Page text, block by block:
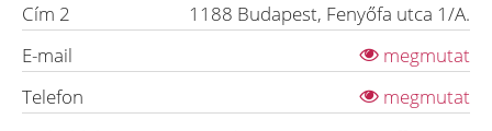
Cím 2
1188 Budapest, Fenyőfa utca 1/A.
E-mail
megmutat
Telefon
megmutat